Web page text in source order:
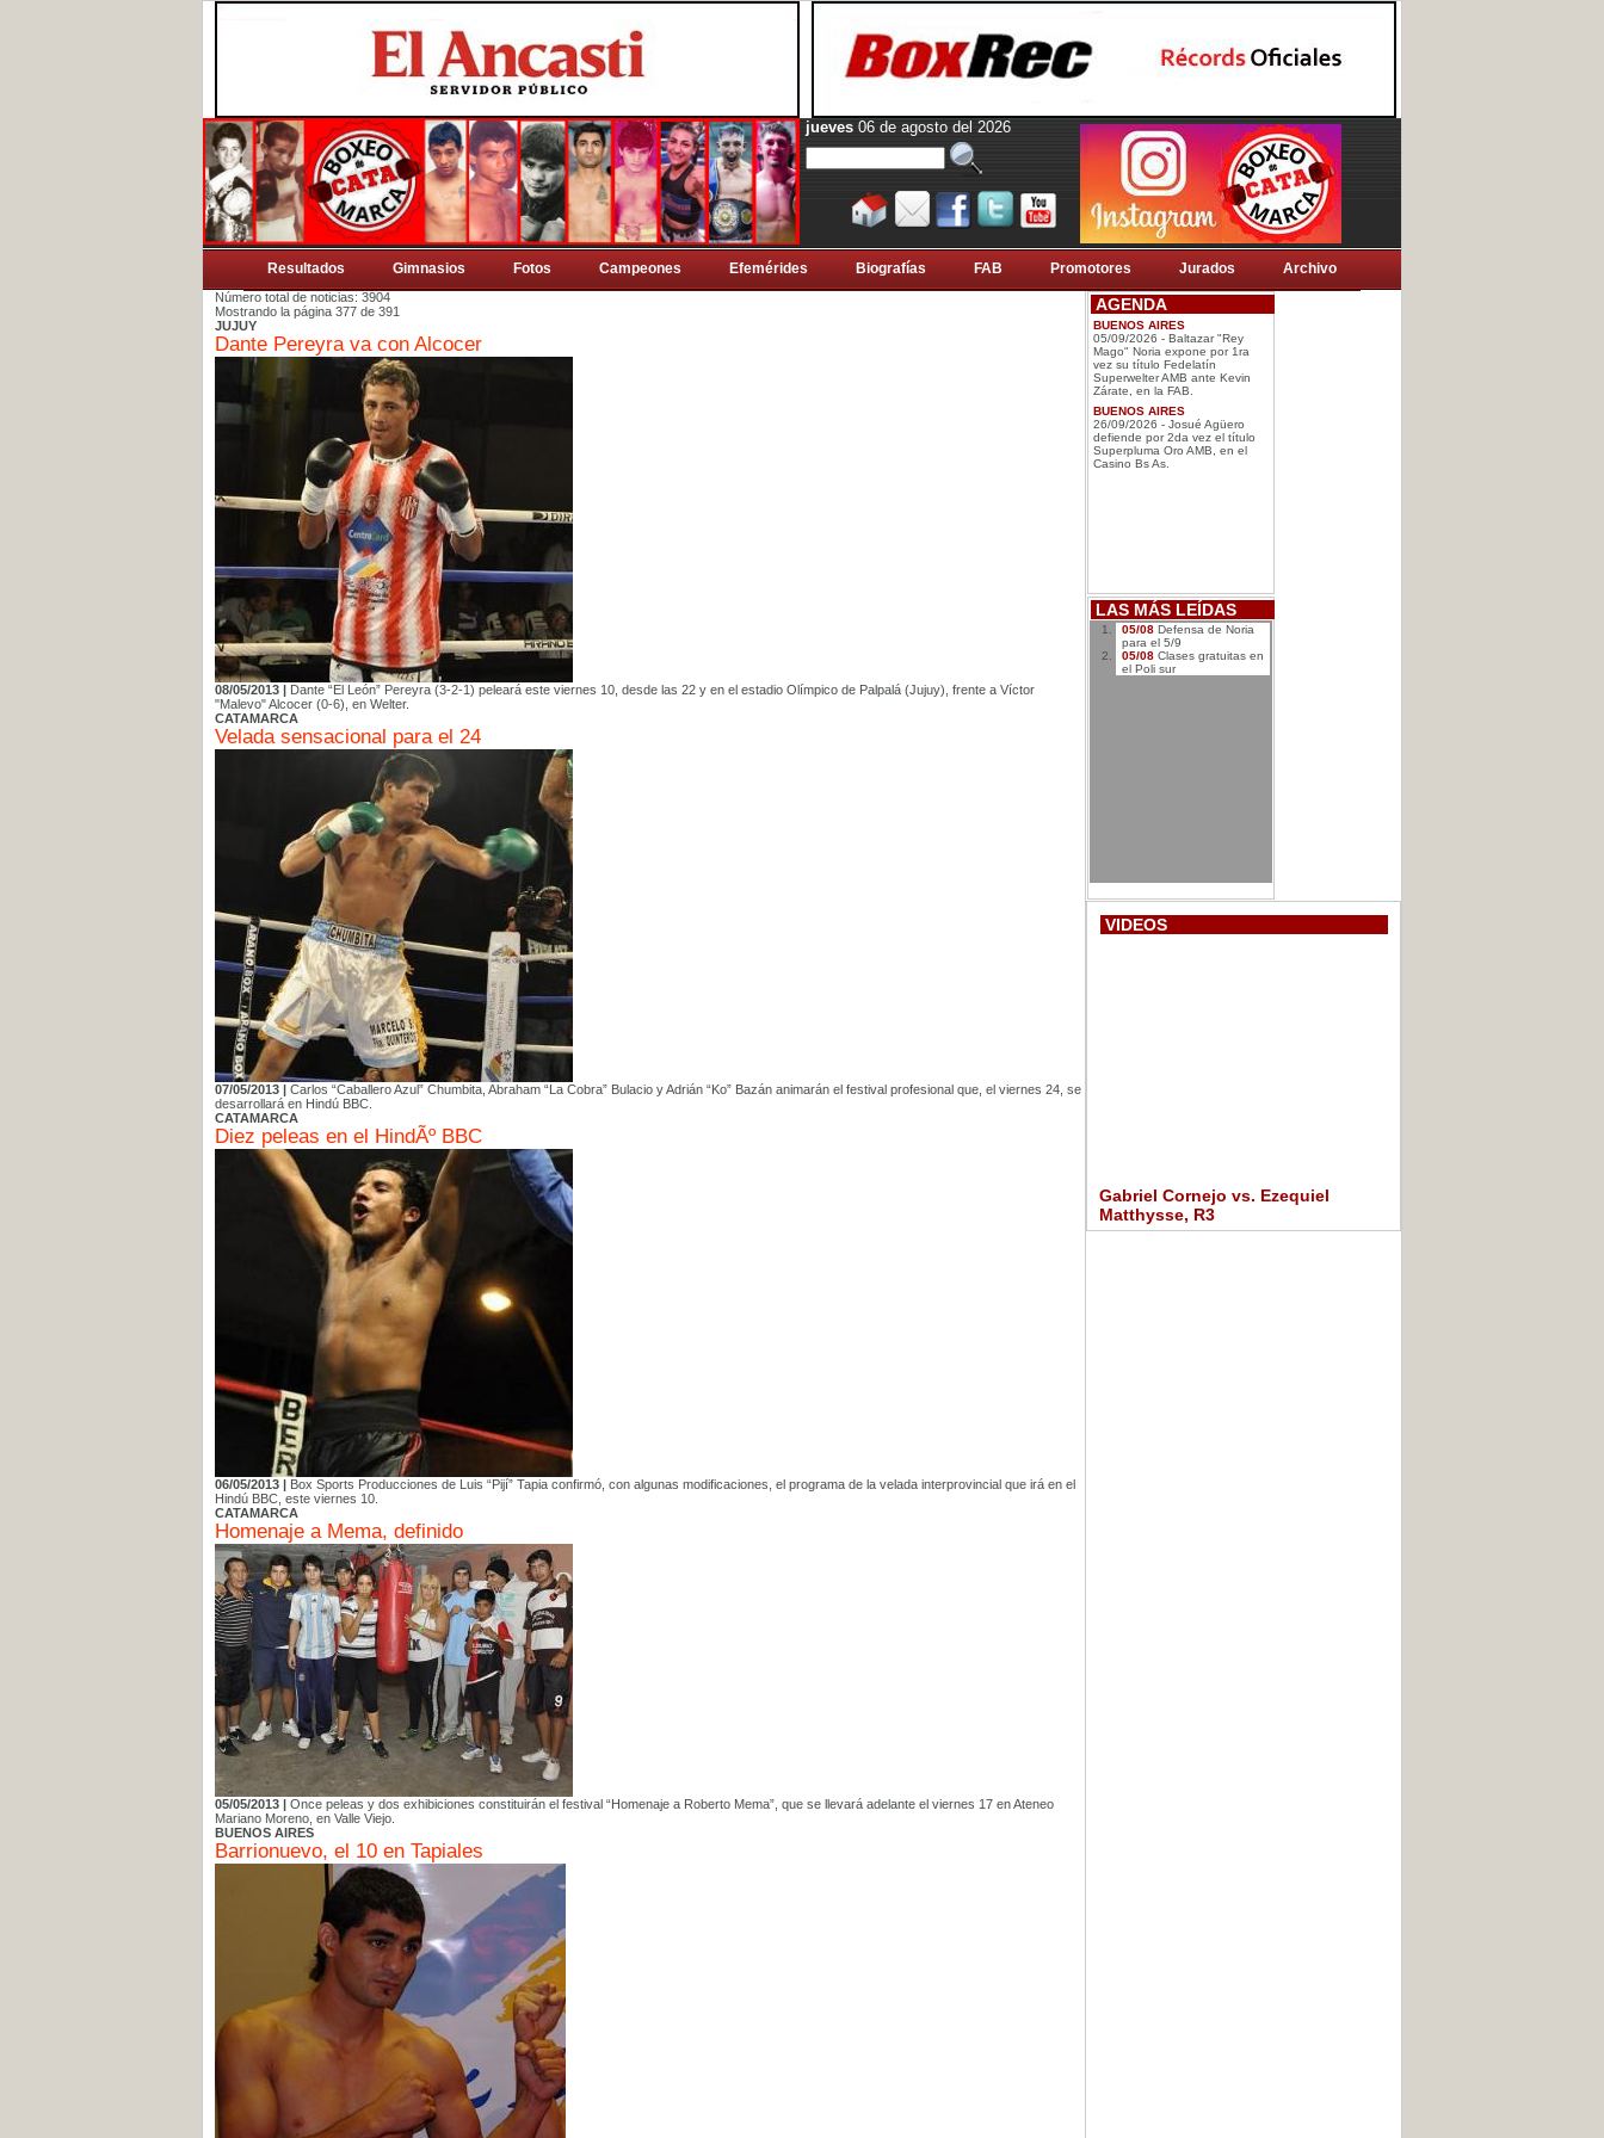
jueves 06 de agosto del 2026
Resultados Gimnasios Fotos Campeones Efemérides Biografí­as FAB Promotores Jurados Archivo
Número total de noticias: 3904
Mostrando la página 377 de 391
JUJUY
Dante Pereyra va con Alcocer
08/05/2013 | Dante “El León” Pereyra (3-2-1) peleará este viernes 10, desde las 22 y en el estadio Olímpico de Palpalá (Jujuy), frente a Víctor
"Malevo" Alcocer (0-6), en Welter.
CATAMARCA
Velada sensacional para el 24
07/05/2013 | Carlos “Caballero Azul” Chumbita, Abraham “La Cobra” Bulacio y Adrián “Ko” Bazán animarán el festival profesional que, el viernes 24, se
desarrollará en Hindú BBC.
CATAMARCA
Diez peleas en el HindÃº BBC
06/05/2013 | Box Sports Producciones de Luis “Pijí” Tapia confirmó, con algunas modificaciones, el programa de la velada interprovincial que irá en el
Hindú BBC, este viernes 10.
CATAMARCA
Homenaje a Mema, definido
05/05/2013 | Once peleas y dos exhibiciones constituirán el festival “Homenaje a Roberto Mema”, que se llevará adelante el viernes 17 en Ateneo
Mariano Moreno, en Valle Viejo.
BUENOS AIRES
Barrionuevo, el 10 en Tapiales
AGENDA
BUENOS AIRES
05/09/2026 - Baltazar "Rey
Mago" Noria expone por 1ra
vez su título Fedelatín
Superwelter AMB ante Kevin
Zárate, en la FAB.
BUENOS AIRES
26/09/2026 - Josué Agüero
defiende por 2da vez el título
Superpluma Oro AMB, en el
Casino Bs As.
LAS MÁS LEÍDAS
05/08 Defensa de Noria
para el 5/9
05/08 Clases gratuitas en
el Poli sur
VIDEOS
Gabriel Cornejo vs. Ezequiel
Matthysse, R3